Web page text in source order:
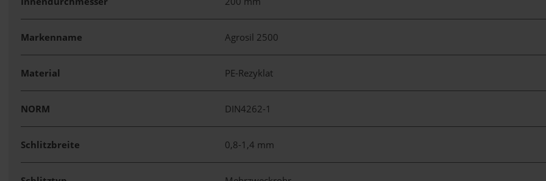
Markenname Agrosil 2500
Material PE-Rezyklat
NORM DIN4262-1
Schlitzbreite 0,8-1,4 mm